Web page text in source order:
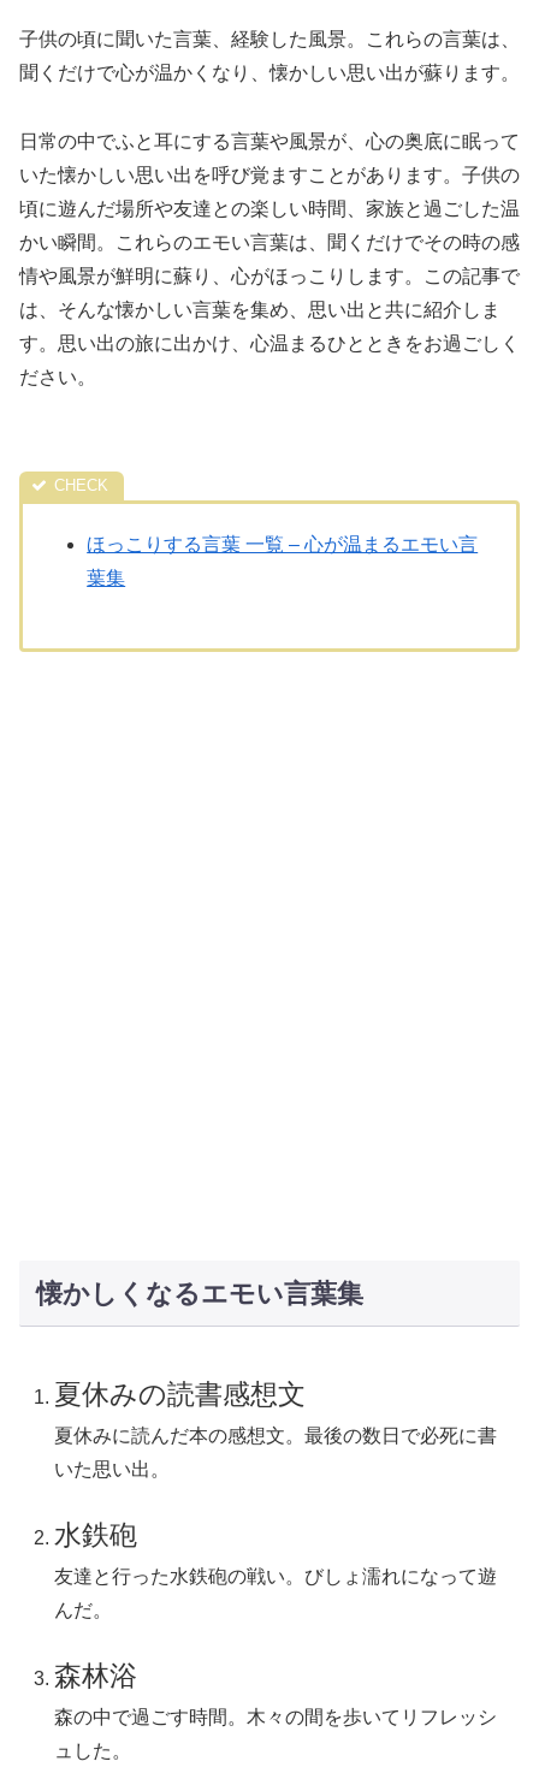
子供の頃に聞いた言葉、経験した風景。これらの言葉は、
聞くだけで心が温かくなり、懐かしい思い出が蘇ります。
日常の中でふと耳にする言葉や風景が、心の奥底に眠って
いた懐かしい思い出を呼び覚ますことがあります。子供の
頃に遊んだ場所や友達との楽しい時間、家族と過ごした温
かい瞬間。これらのエモい言葉は、聞くだけでその時の感
情や風景が鮮明に蘇り、心がほっこりします。この記事で
は、そんな懐かしい言葉を集め、思い出と共に紹介しま
す。思い出の旅に出かけ、心温まるひとときをお過ごしく
ださい。
ほっこりする言葉 一覧 – 心が温まるエモい言
葉集
懐かしくなるエモい言葉集
夏休みの読書感想文
夏休みに読んだ本の感想文。最後の数日で必死に書
いた思い出。
水鉄砲
友達と行った水鉄砲の戦い。びしょ濡れになって遊
んだ。
森林浴
森の中で過ごす時間。木々の間を歩いてリフレッシ
ュした。